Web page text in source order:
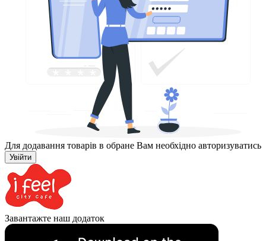
Для додавання товарів в обране Вам необхідно авторизуватись
Увійти
Завантажте наш додаток